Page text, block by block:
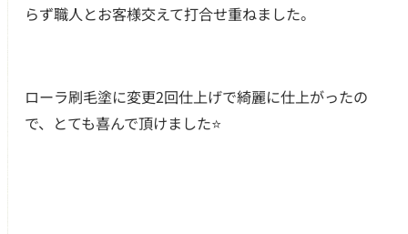
らず職人とお客様交えて打合せ重ねました。
ローラ刷毛塗に変更2回仕上げで綺麗に仕上がったの
で、とても喜んで頂けました⭐️